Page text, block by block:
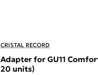
CRISTAL RECORD
Adapter for GU11
20 units)